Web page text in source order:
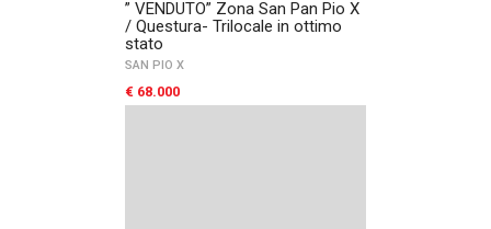
” VENDUTO” Zona San Pan Pio X
/ Questura- Trilocale in ottimo
stato
SAN PIO X
€ 68.000